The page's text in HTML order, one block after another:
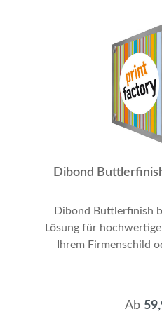
Werbeschild,
Element – optimal für
Kostenloser
Ihre Druckdaten
Versandoptionen Unser deutschlandweiter
Versand erfolgt bei
cm x 80 cm per DHL
liefern wir sicher per
Sie heute mit der
Dibond
Dibond Buttlerfinish
Lösung für
Ihrem Firmenschild
Ab